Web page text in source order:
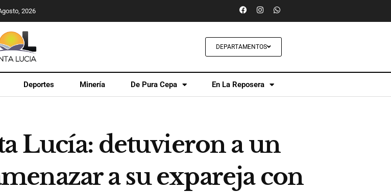
2026
DEPARTAMENTOS
Deportes Minería De Pura Cepa En La Reposera
Lucía: detuvieron a un
a su expareja con